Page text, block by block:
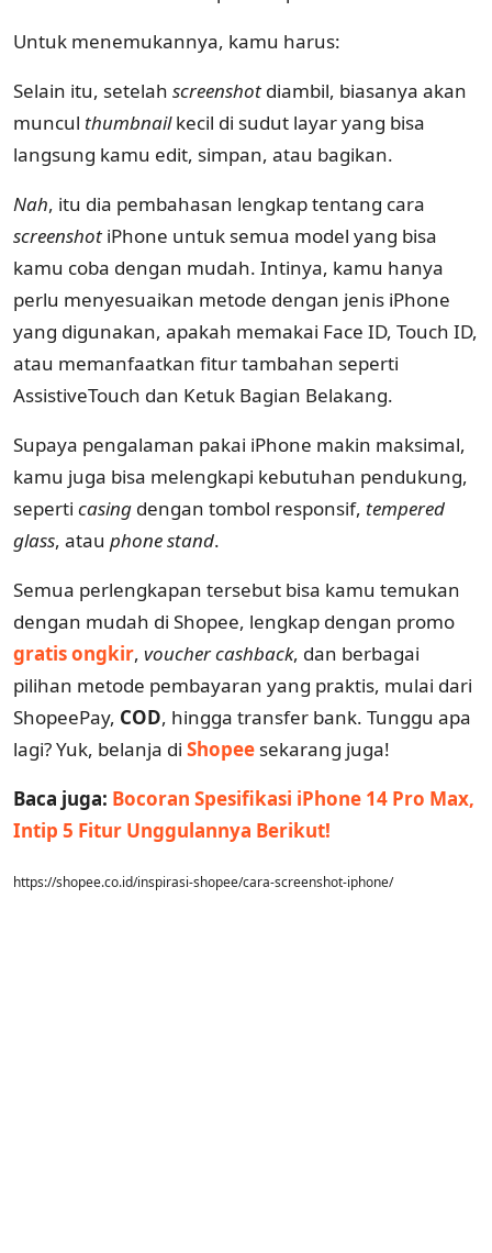
Untuk menemukannya, kamu harus:
Selain itu, setelah screenshot diambil, biasanya akan
muncul thumbnailkecil di sudut layar yang bisa
langsung kamu edit, simpan, atau bagikan.
Nah, itu dia pembahasan lengkap tentang cara
screenshot iPhone untuk semua model yang bisa
kamu coba dengan mudah. Intinya, kamu hanya
perlu menyesuaikan metode dengan jenis iPhone
yang digunakan, apakah memakai Face ID, Touch ID,
atau memanfaatkan fitur tambahan seperti
AssistiveTouch dan Ketuk Bagian Belakang.
Supaya pengalaman pakai iPhone makin maksimal,
kamu juga bisa melengkapi kebutuhan pendukung,
seperti casing dengan tombol responsif, tempered
glass, atau phone stand.
Semua perlengkapan tersebut bisa kamu temukan
dengan mudah di Shopee, lengkap dengan promo
gratis ongkir, voucher cashback, dan berbagai
pilihan metode pembayaran yang praktis, mulai dari
ShopeePay, COD, hingga transfer bank. Tunggu apa
lagi? Yuk, belanja di Shopee sekarang juga!
Baca juga: Bocoran Spesifikasi iPhone 14 Pro Max,
Intip 5 Fitur Unggulannya Berikut!
https://shopee.co.id/inspirasi-shopee/cara-screenshot-iphone/